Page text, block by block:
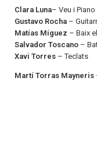
Clara Luna– Veu i Piano
Gustavo Rocha –
Matías Míguez – Baix
Salvador Toscano –
Xavi Torres – Teclats
Martí Torras Mayneris